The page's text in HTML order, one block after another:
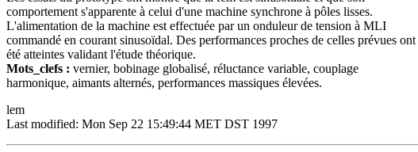
comportement s'apparente à celui d'une machine synchrone à pôles lisses.
L'alimentation de la machine est effectuée par un onduleur de tension à MLI
commandé en courant sinusoïdal. Des performances proches de celles prévues ont
été atteintes validant l'étude théorique.
Mots_clefs : vernier, bobinage globalisé, réluctance variable, couplage
harmonique, aimants alternés, performances massiques élevées.
lem
Last modified: Mon Sep 22 15:49:44 MET DST 1997